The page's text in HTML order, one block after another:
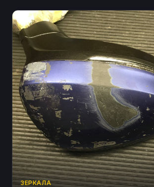
ЗЕРКАЛА